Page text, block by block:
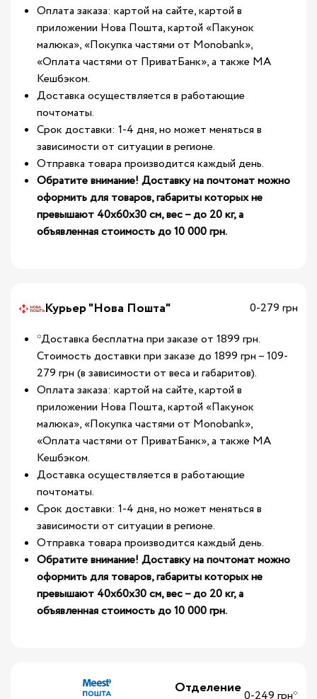
Оплата заказа: картой на сайте, картой в
приложении Нова Пошта, картой «Пакунок
малюка», «Покупка частями от Monobank»,
«Оплата частями от ПриватБанк», а также МА
Кешбэком.
Доставка осуществляется в работающие
почтоматы.
Срок доставки: 1-4 дня, но может меняться в
зависимости от ситуации в регионе.
Отправка товара производится каждый день.
Обратите внимание! Доставку на почтомат можно
оформить для товаров, габариты которых не
превышают 40х60х30 см, вес – до 20 кг, а
объявленная стоимость до 10 000 грн.
Курьер "Нова Пошта"
0-279 грн
*Доставка бесплатна при заказе от 1899 грн.
Стоимость доставки при заказе до 1899 грн – 109-
279 грн (в зависимости от веса и габаритов).
Оплата заказа: картой на сайте, картой в
приложении Нова Пошта, картой «Пакунок
малюка», «Покупка частями от Monobank»,
«Оплата частями от ПриватБанк», а также МА
Кешбэком.
Доставка осуществляется в работающие
почтоматы.
Срок доставки: 1-4 дня, но может меняться в
зависимости от ситуации в регионе.
Отправка товара производится каждый день.
Обратите внимание! Доставку на почтомат можно
оформить для товаров, габариты которых не
превышают 40х60х30 см, вес – до 20 кг, а
объявленная стоимость до 10 000 грн.
Отделение